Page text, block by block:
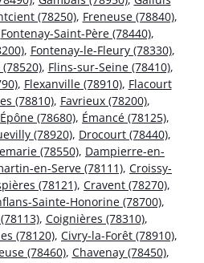
(78250), Freneuse (78840),
Fontenay-Saint-Père (78440),
, Fontenay-le-Fleury (78330),
, Flins-sur-Seine (78410),
, Flexanville (78910), Flacourt
(78810), Favrieux (78200),
Épône (78680), Émancé (78125),
(78920), Drocourt (78440),
(78550), Dampierre-en-
en-Serve (78111), Croissy-
(78121), Cravent (78270),
Sainte-Honorine (78700),
, Coignières (78310),
(78120), Civry-la-Forêt (78910),
(78460), Chavenay (78450),